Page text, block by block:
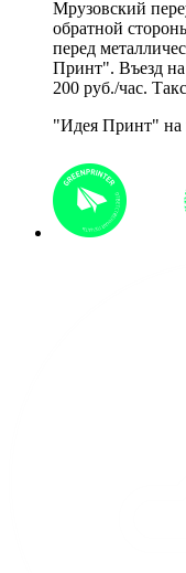
Мрузовский
обратной
перед
Принт". Въезд
200 руб./час.
"Идея Принт" на